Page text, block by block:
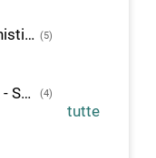
Letteratura latina umanistica (5)
Letteratura umanistica - Studi (4)
tutte